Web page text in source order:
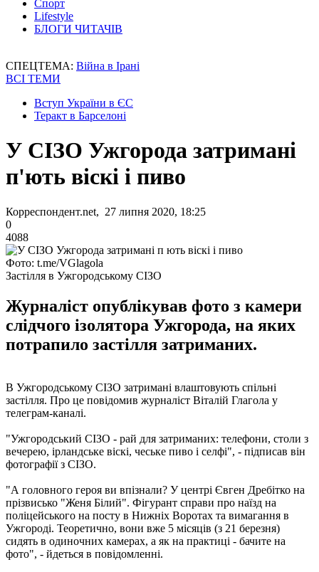
Спорт
Lifestyle
БЛОГИ ЧИТАЧІВ
СПЕЦТЕМА: Війна в Ірані
ВСІ ТЕМИ
Вступ України в ЄС
Теракт в Барселоні
У СІЗО Ужгорода затримані
п'ють віскі і пиво
Корреспондент.net, 27 липня 2020, 18:25
0
4088
Фото: t.me/VGlagola
Застілля в Ужгородському СІЗО
Журналіст опублікував фото з камери
слідчого ізолятора Ужгорода, на яких
потрапило застілля затриманих.
В Ужгородському СІЗО затримані влаштовують спільні
застілля. Про це повідомив журналіст Віталій Глагола у
телеграм-каналі.
"Ужгородський СІЗО - рай для затриманих: телефони, столи з
вечерею, ірландське віскі, чеське пиво і селфі", - підписав він
фотографії з СІЗО.
"А головного героя ви впізнали? У центрі Євген Дребітко на
прізвисько "Женя Білий". Фігурант справи про наїзд на
поліцейського на посту в Нижніх Воротах та вимагання в
Ужгороді. Теоретично, вони вже 5 місяців (з 21 березня)
сидять в одиночних камерах, а як на практиці - бачите на
фото", - йдеться в повідомленні.